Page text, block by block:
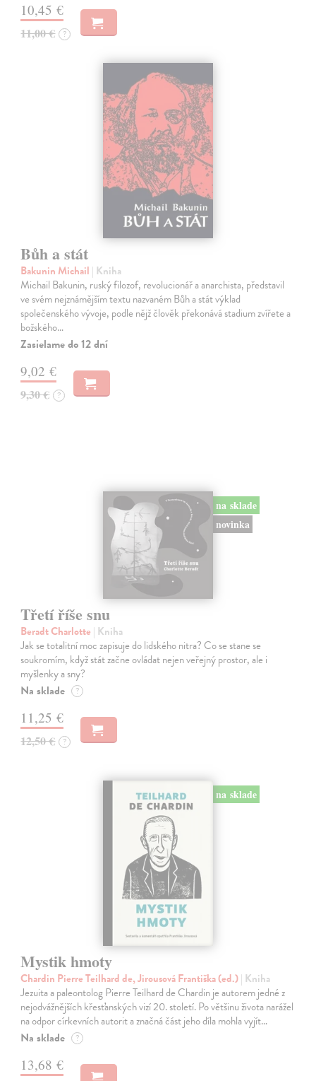
10,45 €
11,00 € ?
Bůh a stát
Bakunin Michail | Kniha
Michail Bakunin, ruský filozof, revolucionář a anarchista, představil
ve svém nejznámějším textu nazvaném Bůh a stát výklad
společenského vývoje, podle nějž člověk překonává stadium zvířete a
božského…
Zasielame do 12 dní
9,02 €
9,30 € ?
na sklade
novinka
Třetí říše snu
Beradt Charlotte | Kniha
Jak se totalitní moc zapisuje do lidského nitra? Co se stane se
soukromím, když stát začne ovládat nejen veřejný prostor, ale i
myšlenky a sny?
Na sklade ?
11,25 €
12,50 € ?
na sklade
Mystik hmoty
Chardin Pierre Teilhard de, Jirousová Františka (ed.)| Kniha
Jezuita a paleontolog Pierre Teilhard de Chardin je autorem jedné z
nejodvážnějších křesťanských vizí 20. století. Po většinu života narážel
na odpor církevních autorit a značná část jeho díla mohla vyjít…
Na sklade ?
13,68 €